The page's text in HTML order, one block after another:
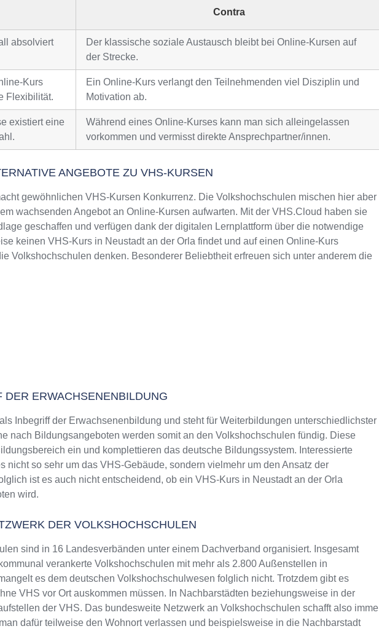
Contra
absolviert
Der klassische soziale Austausch bleibt bei Online-Kursen auf
der Strecke.
Kurs
Flexibilität.
Ein Online-Kurs verlangt den Teilnehmenden viel Disziplin und
Motivation ab.
existiert eine
Während eines Online-Kurses kann man sich alleingelassen
vorkommen und vermisst direkte Ansprechpartner/innen.
ANGEBOTE ZU VHS-KURSEN
gewöhnlichen VHS-Kursen Konkurrenz. Die Volkshochschulen mischen hier aber
wachsenden Angebot an Online-Kursen aufwarten. Mit der VHS.Cloud haben sie
geschaffen und verfügen dank der digitalen Lernplattform über die notwendige
keinen VHS-Kurs in Neustadt an der Orla findet und auf einen Online-Kurs
Volkshochschulen denken. Besonderer Beliebtheit erfreuen sich unter anderem die
DER ERWACHSENENBILDUNG
Inbegriff der Erwachsenenbildung und steht für Weiterbildungen unterschiedlichster
nach Bildungsangeboten werden somit an den Volkshochschulen fündig. Diese
ein und komplettieren das deutsche Bildungssystem. Interessierte
nicht so sehr um das VHS-Gebäude, sondern vielmehr um den Ansatz der
ist es auch nicht entscheidend, ob ein VHS-Kurs in Neustadt an der Orla
wird.
DER VOLKSHOCHSCHULEN
sind in 16 Landesverbänden unter einem Dachverband organisiert. Insgesamt
verankerte Volkshochschulen mit mehr als 2.800 Außenstellen in
es dem deutschen Volkshochschulwesen folglich nicht. Trotzdem gibt es
VHS vor Ort auskommen müssen. In Nachbarstädten beziehungsweise in der
der VHS. Das bundesweite Netzwerk an Volkshochschulen schafft also
dafür teilweise den Wohnort verlassen und beispielsweise in die Nachbarstadt